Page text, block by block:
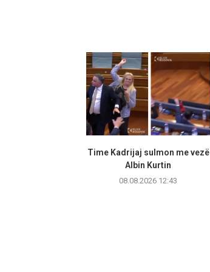
Time Kadrijaj sulmon me vezë
Albin Kurtin
08.08.2026 12:43